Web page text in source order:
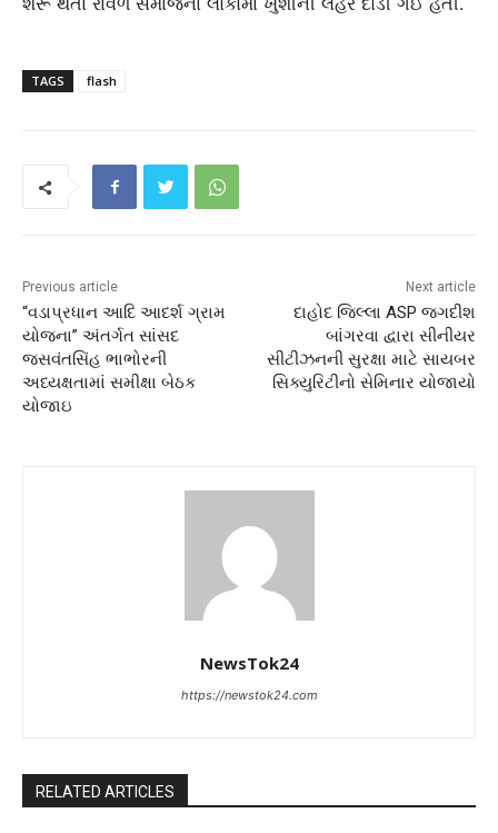
TAGS flash
Previous article
“વડાપ્રધાન આદિ આદર્શ ગ્રામ
યોજના” અંતર્ગત સાંસદ
જસવંતસિંહ ભાભોરની
અધ્યક્ષતામાં સમીક્ષા બેઠક
યોજાઇ
Next article
દાહોદ જિલ્લા ASP જગદીશ
બાંગરવા દ્વારા સીનીયર
સીટીઝનની સુરક્ષા માટે સાયબર
સિક્યુરિટીનો સેમિનાર યોજાયો
NewsTok24
https://newstok24.com
RELATED ARTICLES